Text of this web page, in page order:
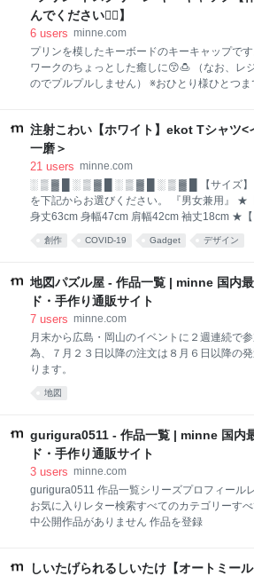
ム ・全身 グレー ・全身 クロ ・靴下 ・クロ
れ靴下 ・全身模様 サバトラ ・全身模様 クリ
身模様 さび ・ポインテッド クリーム ・ポイ
ド グレー ・ポインテッド ライトブラウン
テッド ダークブラウン ・タビーポイント ク
ブラウン ・タビーポイント ダークブラウン
り クリームしろ
んでください🙇‍♀️】
6 users minne.com
プリンを模したキーボードのキーキャップで
ワークのちょっとした癒しに😙🍮 （なお、レ
のでプルプルしません） ※おひとり様ひとつま
ちょっとした癒しに😙🍮 （なお、レジン製な
プルしません） ※おひとり様ひとつまでとさせ
だきます。よろしくお願いします。
注射こわい【ホワイト】ekot Tシャツ<
一磨＞
21 users minne.com
░ ▒ ▓ █ ░ ▒ ▓ █ ░ ▒ ▓ █ ░ ▒ ▓ █ 【サイズ】
を下記からお選びください。 『男女兼用』 ★
身丈63cm 身幅47cm 肩幅42cm 袖丈18cm ★【
72cm 身幅55cm 肩幅50cm 袖丈22cm ★【ＸＬ
丈80cm 身幅65cm 肩幅59cm 袖丈25cm ★【
Ｌ】 身丈83cm 身幅70cm 肩幅61cm 袖丈26cm
ず、サイズをオプションからお選び頂くか、 備
遅れる可能性があります。 ░ ▒ ▓ █ ░ ▒ ▓ █
░ ▒ ▓ █ 【Tシャツ色変更】 Ｔシャツの色替え
です。 オプションから色変更をお
創作 COVID-19 Gadget デザイン
地図パズル屋 - 作品一覧 | minne 国内
ド・手作り通販サイト
7 users minne.com
月末から広島・岡山のイベントに２週連続で
為、７月２３日以降の注文は８月６日以降の
ります。
地図
gurigura0511 - 作品一覧 | minne 国内
ド・手作り通販サイト
3 users minne.com
gurigura0511 作品一覧シリーズプロフィール
お気に入りレター検索すべてのカテゴリーす
中公開作品がありません 作品を登録
しいたげられるしいたけ【オートミー